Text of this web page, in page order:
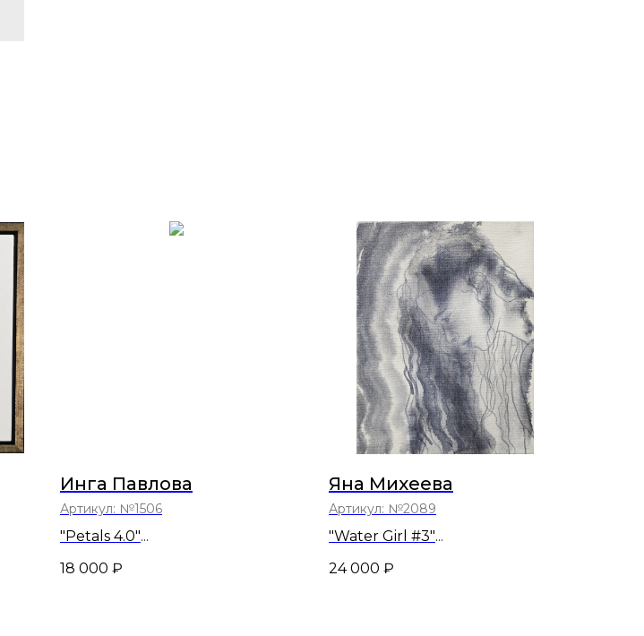
Инга Павлова
Артикул: №1506
"Petals 4.0"
18 000 ₽
Яна Михеева
Артикул: №2089
"Water Girl #3"
24 000 ₽